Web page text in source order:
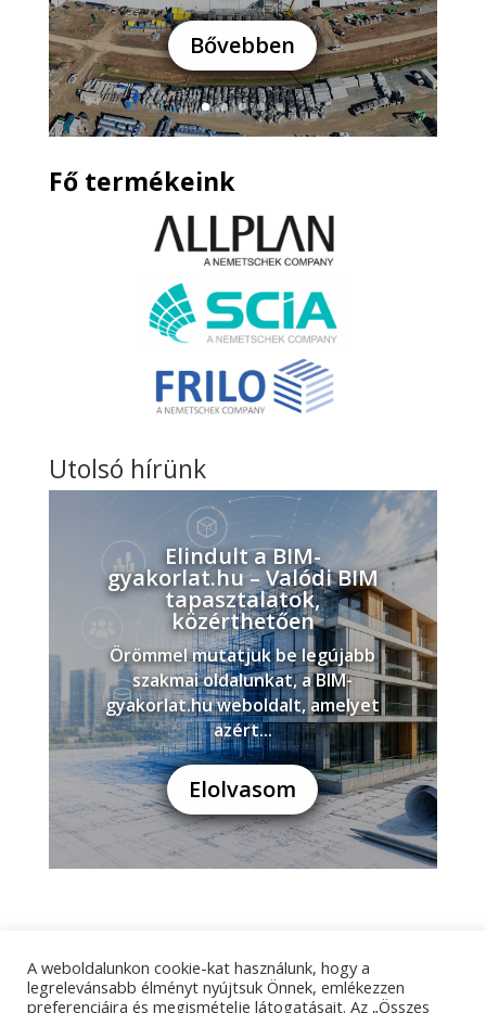
Bővebben
Fő termékeink
Utolsó hírünk
Elindult a BIM-
gyakorlat.hu – Valódi BIM
tapasztalatok,
közérthetően
Örömmel mutatjuk be legújabb
szakmai oldalunkat, a BIM-
gyakorlat.hu weboldalt, amelyet
azért...
Elolvasom
Adatkezelési tájékoztató
Impresszum
A weboldalunkon cookie-kat használunk, hogy a
legrelevánsabb élményt nyújtsuk Önnek, emlékezzen
preferenciáira és megismételje látogatásait. Az „Összes